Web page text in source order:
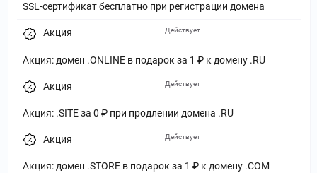
SSL-сертификат бесплатно при регистрации домена
Акция
Акция: домен .ONLINE в подарок за 1 ₽ к домену .RU
Действует
Акция
Акция: .SITE за 0 ₽ при продлении домена .RU
Действует
Акция
Акция: домен .STORE в подарок за 1 ₽ к домену .COM
Действует